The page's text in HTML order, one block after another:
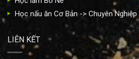
Học nấu ăn Cơ Bản -> Chuyên Nghiệp
LIÊN KẾT